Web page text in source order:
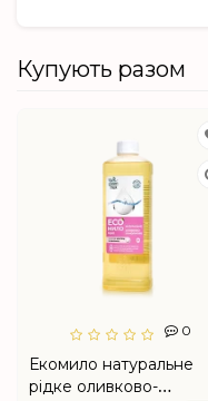
Купують разом
0
Екомило натуральне
рідке оливково-